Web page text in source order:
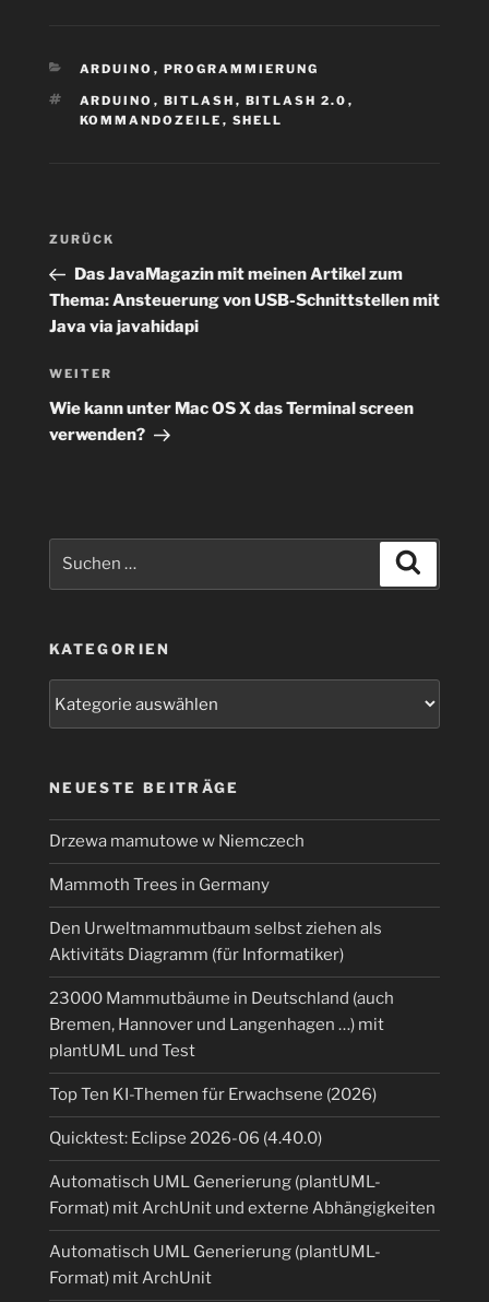
KATEGORIEN
ARDUINO , PROGRAMMIERUNG
SCHLAGWÖRTER
ARDUINO , BITLASH , BITLASH 2.0 ,
KOMMANDOZEILE , SHELL
Beitragsnavigation
Vorheriger
Beitrag
ZURÜCK
Das JavaMagazin mit meinen Artikel zum
Thema: Ansteuerung von USB-Schnittstellen mit
Java via javahidapi
Nächster
Beitrag
WEITER
Wie kann unter Mac OS X das Terminal screen
verwenden?
KATEGORIEN
NEUESTE BEITRÄGE
Drzewa mamutowe w Niemczech
Mammoth Trees in Germany
Den Urweltmammutbaum selbst ziehen als
Aktivitäts Diagramm (für Informatiker)
23000 Mammutbäume in Deutschland (auch
Bremen, Hannover und Langenhagen …) mit
plantUML und Test
Top Ten KI-Themen für Erwachsene (2026)
Quicktest: Eclipse 2026-06 (4.40.0)
Automatisch UML Generierung (plantUML-
Format) mit ArchUnit und externe Abhängigkeiten
Automatisch UML Generierung (plantUML-
Format) mit ArchUnit